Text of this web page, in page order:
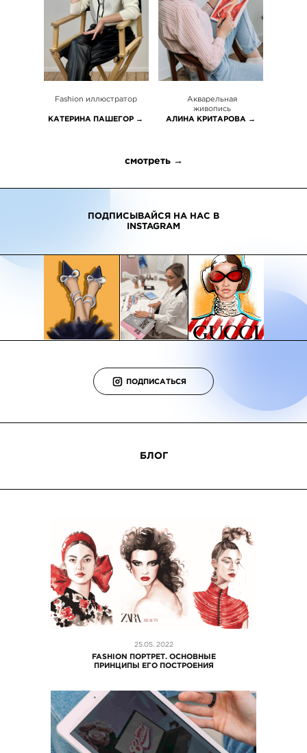
Акварельная и масляная
живопись
ОЛЬГА НАЗАРЕНКО →
Fashion иллюстратор
КАТЕРИНА ПАШЕГОР →
Акварельная
живопись
АЛИНА КРИТАРОВА →
Digital & Fashion
иллюстратор
ОЛЬГА ХОМИЧ →
Акварельная живопись
МАРИЯ АПРЯТОВА →
Digital & Fashion
иллюстратор
НАДЕЖДА КУЛЯША →
смотреть →
Акварельная и масляная
живопись
ОЛЬГА НАЗАРЕНКО →
Digital & Fashion
иллюстратор
ОЛЬГА ХОМИЧ →
Акварельная живопись
МАРИЯ АПРЯТОВА →
Digital & Fashion
иллюстратор
НАДЕЖДА КУЛЯША →
ПОДПИСАТЬСЯ
ПОДПИСЫВАЙСЯ НА НАС В
INSTAGRAM
25.05. 2022
FASHION ПОРТРЕТ. ОСНОВНЫЕ
ПРИНЦИПЫ ЕГО ПОСТРОЕНИЯ
БЛОГ